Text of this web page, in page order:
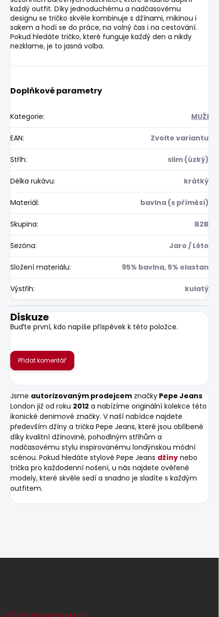
každý outfit. Díky jednoduchému a nadčasovému
designu se tričko skvěle kombinuje s džínami, mikinou i
sakem a hodí se do práce, na volný čas i na cestování.
Pokud hledáte tričko, které funguje každý den a nikdy
nezklame, je to jasná volba.
Doplňkové parametry
Kategorie: MUŽI
EAN: Zvolte variantu
Střih: slim (úzký)
Délka rukávu: krátký
Materiál: bavlna (s příměsí)
Skupina: B2B
Sezóna: Jaro / Léto
Složení materiálu: 95% bavlna, 5% elastan
Výstřih: kulatý
Diskuze
Buďte první, kdo napíše příspěvek k této položce.
Přidat komentář
Jsme autorizovaným prodejcem značky Pepe Jeans
London již od roku 2012 a nabízíme originální kolekce této
ikonické denimové značky. V naší nabídce najdete
především džíny a trička Pepe Jeans, které jsou oblíbené
díky kvalitní džínovině, pohodlným střihům a
nadčasovému stylu inspirovanému londýnskou módní
scénou. Pokud hledáte stylové Pepe Jeans džíny nebo
trička pro každodenní nošení, u nás najdete ověřené
modely, které skvěle sedí a snadno je sladíte s každým
outfitem.
Z